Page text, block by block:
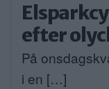
efter
På
i en […]